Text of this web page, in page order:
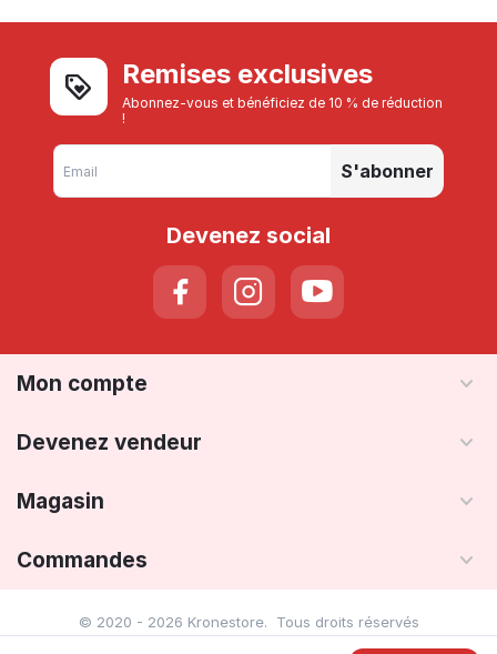
Remises exclusives
Abonnez-vous et bénéficiez de 10 % de réduction
!
S'abonner
Devenez social
Mon compte
Devenez vendeur
Magasin
Commandes
© 2020 - 2026 Kronestore. Tous droits réservés